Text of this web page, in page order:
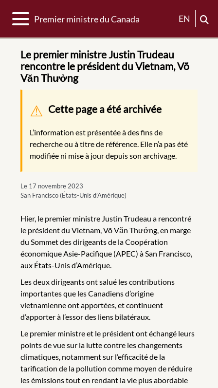
Basculer la navigation
Premier ministre du Canada EN
Le premier ministre Justin Trudeau
rencontre le président du Vietnam, Võ
Văn Thưởng
Message d'avertissement
Cette page a été archivée
L’information est présentée à des fins de
recherche ou à titre de référence. Elle n’a pas été
modifiée ni mise à jour depuis son archivage.
Le 17 novembre 2023
San Francisco (États-Unis d’Amérique)
Hier, le premier ministre Justin Trudeau a rencontré
le président du Vietnam, Võ Văn Thưởng, en marge
du Sommet des dirigeants de la Coopération
économique Asie-Pacifique (APEC) à San Francisco,
aux États-Unis d’Amérique.
Les deux dirigeants ont salué les contributions
importantes que les Canadiens d’origine
vietnamienne ont apportées, et continuent
d’apporter à l’essor des liens bilatéraux.
Le premier ministre et le président ont échangé leurs
points de vue sur la lutte contre les changements
climatiques, notamment sur l’efficacité de la
tarification de la pollution comme moyen de réduire
les émissions tout en rendant la vie plus abordable